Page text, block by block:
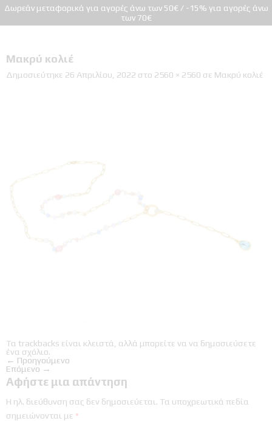
Δωρεάν μεταφορικά για αγορές άνω των 50€ / -15% για αγορές άνω
των 70€
Μακρύ κολιέ
Δημοσιεύτηκε 26 Απριλίου, 2022 στο 2560 × 2560 σε Μακρύ κολιέ
Τα trackbacks είναι κλειστά, αλλά μπορείτε να να δημοσιεύσετε
ένα σχόλιο.
← Προηγούμενο
Επόμενο →
Αφήστε μια απάντηση
Η ηλ. διεύθυνση σας δεν δημοσιεύεται. Τα υποχρεωτικά πεδία
σημειώνονται με *